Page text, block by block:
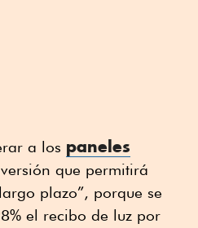
a los paneles
que permitirá
plazo”, porque se
el recibo de luz por